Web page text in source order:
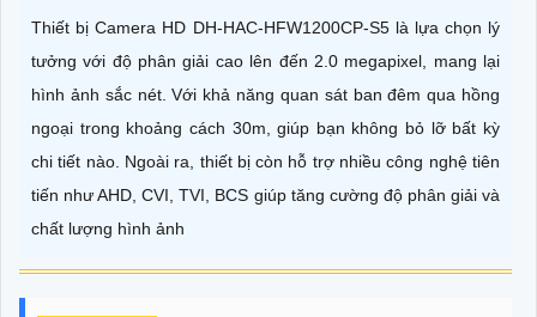
Thiết bị Camera HD DH-HAC-HFW1200CP-S5 là lựa chọn lý
tưởng với độ phân giải cao lên đến 2.0 megapixel, mang lại
hình ảnh sắc nét. Với khả năng quan sát ban đêm qua hồng
ngoại trong khoảng cách 30m, giúp bạn không bỏ lỡ bất kỳ
chi tiết nào. Ngoài ra, thiết bị còn hỗ trợ nhiều công nghệ tiên
tiến như AHD, CVI, TVI, BCS giúp tăng cường độ phân giải và
chất lượng hình ảnh